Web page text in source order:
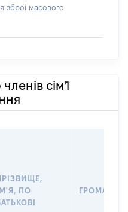
зброї масового
сім'ї
ІМ'Я, ПО